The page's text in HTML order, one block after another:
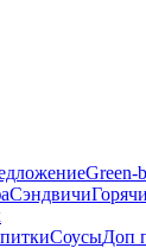
Green-
Сэндвичи
СоусыДоп